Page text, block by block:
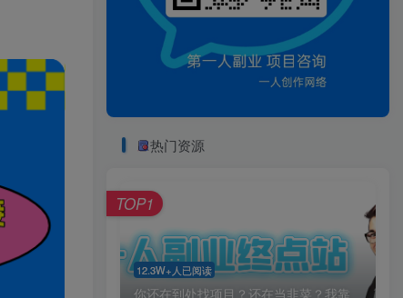
热门资源
12.3W+人已阅读
你还在到处找项目？还在当韭菜？我靠
TOP1